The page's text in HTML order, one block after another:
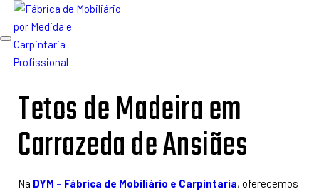
Toggle
navigation
Tetos de Madeira em
Carrazeda de Ansiães
Na DYM – Fábrica de Mobiliário e Carpintaria, oferecemos